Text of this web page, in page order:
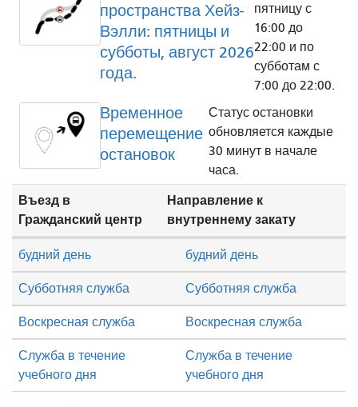
пространства Хейз-
Вэлли: пятницы и
субботы, август 2026
года.
пятницу с
16:00 до
22:00 и по
субботам с
7:00 до 22:00.
Временное
перемещение
остановок
Статус остановки
обновляется каждые
30 минут в начале
часа.
Въезд в
Гражданский центр
Направление к
внутреннему закату
Субботняя служба Субботняя служба
Воскресная служба Воскресная служба
будний день будний день
Служба в течение
учебного дня
Служба в течение
учебного дня